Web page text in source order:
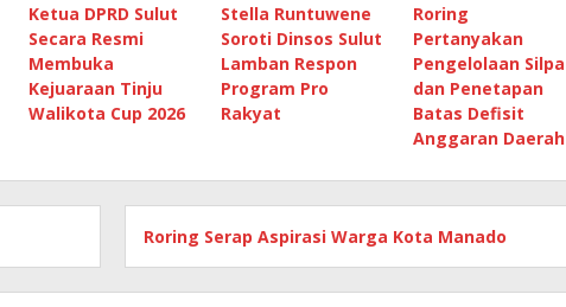
Ketua DPRD Sulut
Secara Resmi
Membuka
Kejuaraan Tinju
Walikota Cup 2026
Stella Runtuwene
Soroti Dinsos Sulut
Lamban Respon
Program Pro
Rakyat
Roring
Pertanyakan
Pengelolaan Silpa
dan Penetapan
Batas Defisit
Anggaran Daerah
Roring Serap Aspirasi Warga Kota Manado